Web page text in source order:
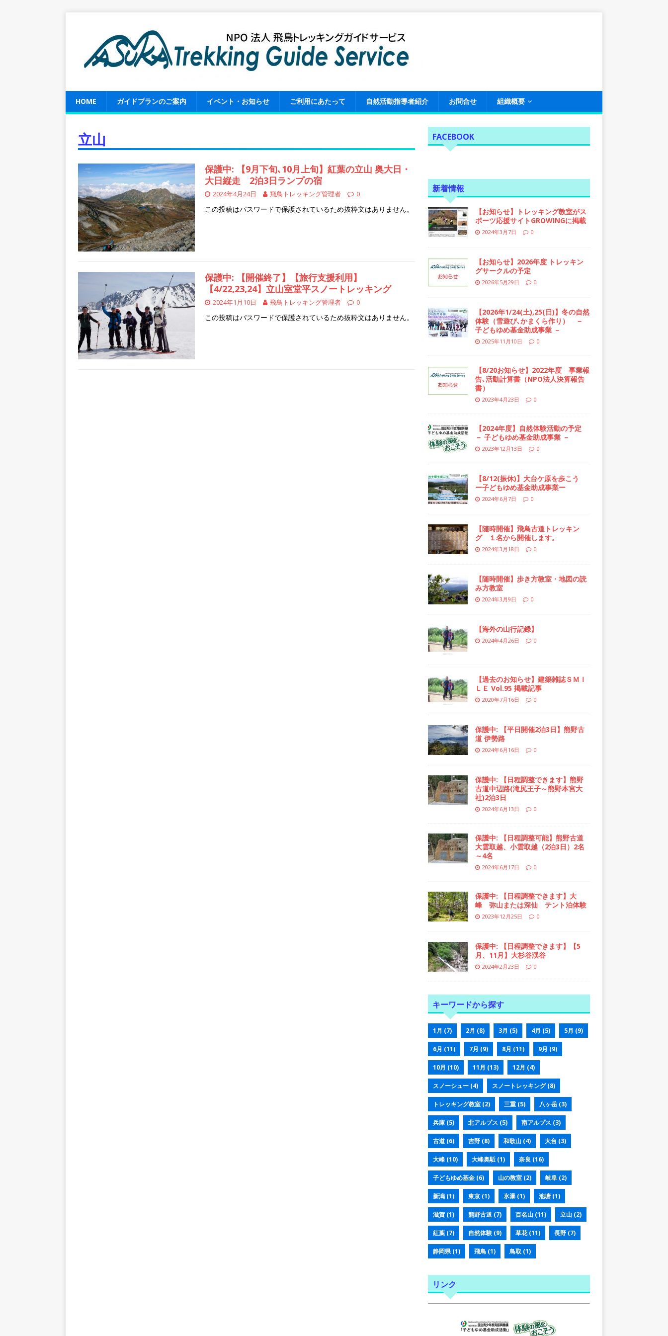
HOME ガイドプランのご案内 イベント・お知らせ ご利用にあたって 自然活動指導者紹介 お問合せ 組織概要
立山
保護中: 【9月下旬､10月上旬】紅葉の立山 奥大日・
大日縦走 2泊3日ランプの宿
2024年4月24日 飛鳥トレッキング管理者 0
この投稿はパスワードで保護されているため抜粋文はありません。
保護中: 【開催終了】【旅行支援利用】
【4/22,23,24】立山室堂平スノートレッキング
2024年1月10日 飛鳥トレッキング管理者 0
この投稿はパスワードで保護されているため抜粋文はありません。
FACEBOOK
新着情報
【お知らせ】トレッキング教室がス
ポーツ応援サイトGROWINGに掲載
2024年3月7日 0
【お知らせ】2026年度 トレッキン
グサークルの予定
2026年5月29日 0
【2026年1/24(土),25(日)】冬の自然
体験（雪遊び､かまくら作り） －
子どもゆめ基金助成事業 －
2025年11月10日 0
【8/20お知らせ】2022年度 事業報
告､活動計算書（NPO法人決算報告
書）
2023年4月23日 0
【2024年度】自然体験活動の予定
－ 子どもゆめ基金助成事業 －
2023年12月13日 0
【8/12(振休)】大台ケ原を歩こう
ー子どもゆめ基金助成事業ー
2024年6月7日 0
【随時開催】飛鳥古道トレッキン
グ １名から開催します。
2024年3月18日 0
【随時開催】歩き方教室・地図の読
み方教室
2024年3月9日 0
【海外の山行記録】
2024年4月26日 0
【過去のお知らせ】建築雑誌ＳＭＩ
ＬＥ Vol.95 掲載記事
2020年7月16日 0
保護中: 【平日開催2泊3日】熊野古
道 伊勢路
2024年6月16日 0
保護中: 【日程調整できます】熊野
古道中辺路(滝尻王子～熊野本宮大
社)2泊3日
2024年6月13日 0
保護中: 【日程調整可能】熊野古道
大雲取越、小雲取越（2泊3日）2名
～4名
2024年6月17日 0
保護中: 【日程調整できます】大
峰 弥山または深仙 テント泊体験
2023年12月25日 0
保護中: 【日程調整できます】【5
月、11月】大杉谷渓谷
2024年2月23日 0
キーワードから探す
1月 (7) 2月 (8) 3月 (5) 4月 (5) 5月 (9)
6月 (11) 7月 (9) 8月 (11) 9月 (9)
10月 (10) 11月 (13) 12月 (4)
スノーシュー(4) スノートレッキング(8)
トレッキング教室(2) 三重(5) 八ヶ岳(3)
兵庫(5) 北アルプス (5) 南アルプス (3)
古道(6) 吉野(8) 和歌山(4) 大台(3)
大峰(10) 大峰奥駈(1) 奈良 (16)
子どもゆめ基金(6) 山の教室(2) 岐阜(2)
新潟(1) 東京(1) 氷瀑(1) 池塘(1)
滋賀(1) 熊野古道(7) 百名山(11) 立山(2)
紅葉(7) 自然体験(9) 草花(11) 長野(7)
静岡県(1) 飛鳥(1) 鳥取(1)
リンク